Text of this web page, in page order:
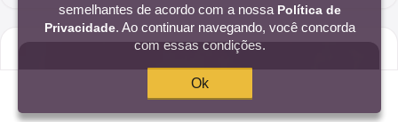
semelhantes de acordo com a nossa Política de
Privacidade. Ao continuar navegando, você concorda
com essas condições.
Ok